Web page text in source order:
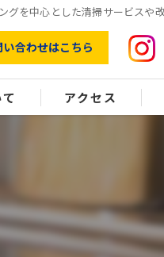
グを中心とした清掃サービスや
い合わせはこちら
アクセス